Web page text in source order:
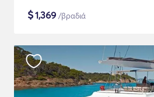
$1,369 /βραδιά